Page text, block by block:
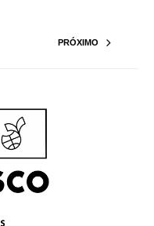
PRÓXIMO